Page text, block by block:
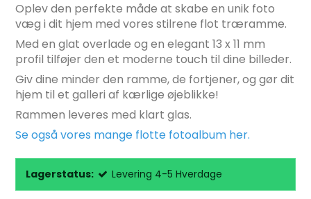
Oplev den perfekte måde at skabe en unik foto
væg i dit hjem med vores stilrene flot træramme.
Med en glat overlade og en elegant 13 x 11 mm
profil tilføjer den et moderne touch til dine billeder.
Giv dine minder den ramme, de fortjener, og gør dit
hjem til et galleri af kærlige øjeblikke!
Rammen leveres med klart glas.
Se også vores mange flotte fotoalbum her.
Lagerstatus: Levering 4-5 Hverdage